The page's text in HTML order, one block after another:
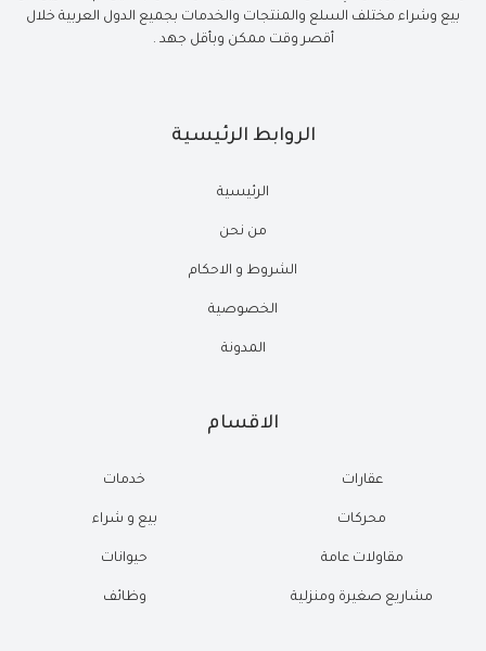
بيع وشراء مختلف السلع والمنتجات والخدمات بجميع الدول العربية خلال
أقصر وقت ممكن وبأقل جهد .
الروابط الرئيسية
الرئيسية
من نحن
الشروط و الاحكام
الخصوصية
المدونة
الاقسام
عقارات
محركات
مقاولات عامة
مشاريع صغيرة ومنزلية
خدمات
بيع و شراء
حيوانات
وظائف